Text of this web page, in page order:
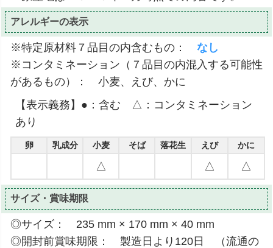
アレルギーの表示
※特定原材料７品目の内含むもの： なし
※コンタミネーション（７品目の内混入する可能性
があるもの）： 小麦、えび、かに
【表示義務】●：含む △：コンタミネーション
あり
卵 乳成分 小麦 そば 落花生 えび かに
△ △ △
サイズ・賞味期限
◎サイズ： 235 mm × 170 mm × 40 mm
◎開封前賞味期限： 製造日より120日 （流通の